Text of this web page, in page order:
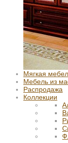
Мягкая
Мебель из
Распродажа
Коллекции